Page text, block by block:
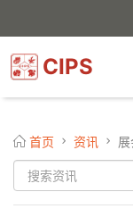
CIPS
首页 资讯